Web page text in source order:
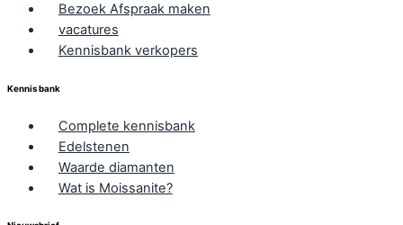
Bezoek Afspraak maken
vacatures
Kennisbank verkopers
Kennis bank
Complete kennisbank
Edelstenen
Waarde diamanten
Wat is Moissanite?